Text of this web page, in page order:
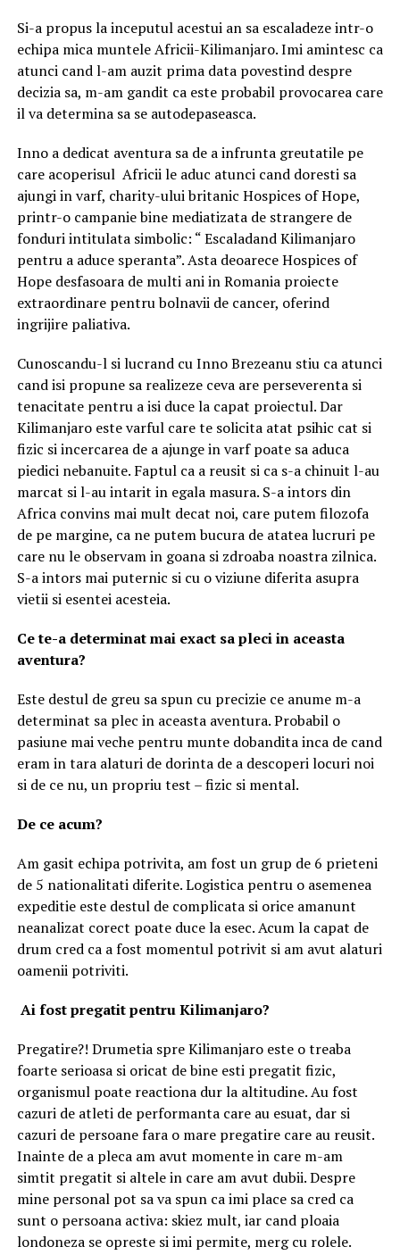
Si-a propus la inceputul acestui an sa escaladeze intr-o
echipa mica muntele Africii-Kilimanjaro. Imi amintesc ca
atunci cand l-am auzit prima data povestind despre
decizia sa, m-am gandit ca este probabil provocarea care
il va determina sa se autodepaseasca.
Inno a dedicat aventura sa de a infrunta greutatile pe
care acoperisul Africii le aduc atunci cand doresti sa
ajungi in varf, charity-ului britanic Hospices of Hope,
printr-o campanie bine mediatizata de strangere de
fonduri intitulata simbolic: “ Escaladand Kilimanjaro
pentru a aduce speranta”. Asta deoarece Hospices of
Hope desfasoara de multi ani in Romania proiecte
extraordinare pentru bolnavii de cancer, oferind
ingrijire paliativa.
Cunoscandu-l si lucrand cu Inno Brezeanu stiu ca atunci
cand isi propune sa realizeze ceva are perseverenta si
tenacitate pentru a isi duce la capat proiectul. Dar
Kilimanjaro este varful care te solicita atat psihic cat si
fizic si incercarea de a ajunge in varf poate sa aduca
piedici nebanuite. Faptul ca a reusit si ca s-a chinuit l-au
marcat si l-au intarit in egala masura. S-a intors din
Africa convins mai mult decat noi, care putem filozofa
de pe margine, ca ne putem bucura de atatea lucruri pe
care nu le observam in goana si zdroaba noastra zilnica.
S-a intors mai puternic si cu o viziune diferita asupra
vietii si esentei acesteia.
Ce te-a determinat mai exact sa pleci in aceasta
aventura?
Este destul de greu sa spun cu precizie ce anume m-a
determinat sa plec in aceasta aventura. Probabil o
pasiune mai veche pentru munte dobandita inca de cand
eram in tara alaturi de dorinta de a descoperi locuri noi
si de ce nu, un propriu test – fizic si mental.
De ce acum?
Am gasit echipa potrivita, am fost un grup de 6 prieteni
de 5 nationalitati diferite. Logistica pentru o asemenea
expeditie este destul de complicata si orice amanunt
neanalizat corect poate duce la esec. Acum la capat de
drum cred ca a fost momentul potrivit si am avut alaturi
oamenii potriviti.
Ai fost pregatit pentru Kilimanjaro?
Pregatire?! Drumetia spre Kilimanjaro este o treaba
foarte serioasa si oricat de bine esti pregatit fizic,
organismul poate reactiona dur la altitudine. Au fost
cazuri de atleti de performanta care au esuat, dar si
cazuri de persoane fara o mare pregatire care au reusit.
Inainte de a pleca am avut momente in care m-am
simtit pregatit si altele in care am avut dubii. Despre
mine personal pot sa va spun ca imi place sa cred ca
sunt o persoana activa: skiez mult, iar cand ploaia
londoneza se opreste si imi permite, merg cu rolele.